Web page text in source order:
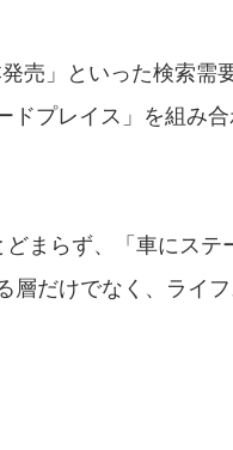
売」といった検索需
プレイス」を組み合
まらず、「車にステ
層だけでなく、ライ